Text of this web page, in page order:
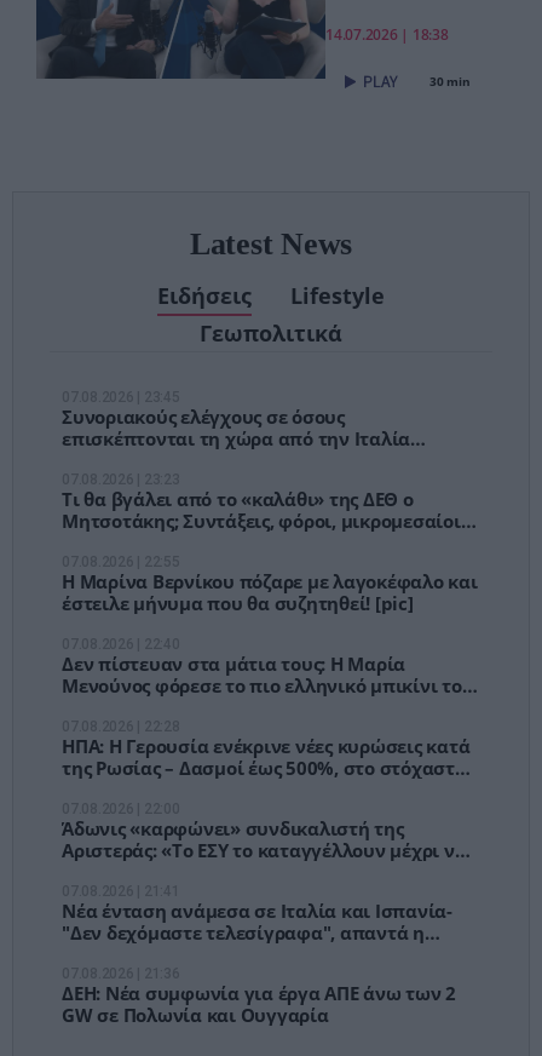
«Το νέο ΕΣΥ
είναι ήδη εδώ
– Τέλος στις
14.07.2026 | 18:38
30 min
Latest News
Ειδήσεις
Lifestyle
Γεωπολιτικά
Συνοριακούς ελέγχους σε όσους
επισκέπτονται τη χώρα από την Ιταλία
Τι θα βγάλει από το «καλάθι» της ΔΕΘ ο
Μητσοτάκης; Συντάξεις, φόροι, μικρομεσαίοι
Η Μαρίνα Βερνίκου πόζαρε με λαγοκέφαλο και
έστειλε μήνυμα που θα συζητηθεί! [pic]
Δεν πίστευαν στα μάτια τους: Η Μαρία
Μενούνος φόρεσε το πιο ελληνικό μπικίνι του
ΗΠΑ: Η Γερουσία ενέκρινε νέες κυρώσεις κατά
της Ρωσίας – Δασμοί έως 500%, στο στόχαστρο
Άδωνις «καρφώνει» συνδικαλιστή της
Αριστεράς: «Το ΕΣΥ το καταγγέλλουν μέχρι να
Νέα ένταση ανάμεσα σε Ιταλία και Ισπανία-
"Δεν δεχόμαστε τελεσίγραφα", απαντά η
ΔΕΗ: Νέα συμφωνία για έργα ΑΠΕ άνω των 2
GW σε Πολωνία και Ουγγαρία